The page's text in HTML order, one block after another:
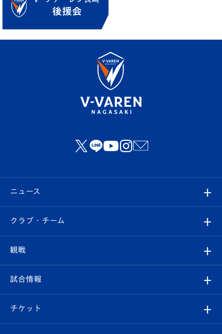
ニュース
すべて
クラブ
試合情報
クラブ・チーム
クラブ概要
エンブレム紹介
観戦
観戦ルール
はじめての観戦ガイド
試合情報
試合日程/結果
チケット